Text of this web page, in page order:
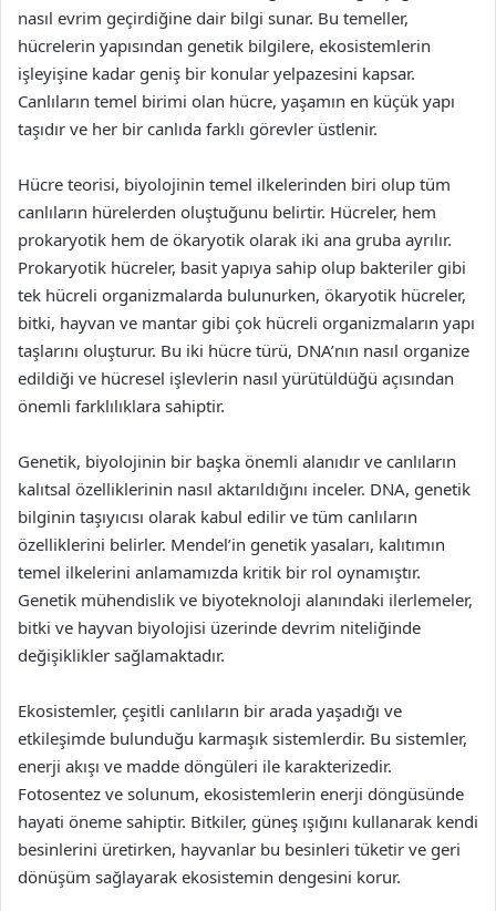
nasıl evrim geçirdiğine dair bilgi sunar. Bu temeller,
hücrelerin yapısından genetik bilgilere, ekosistemlerin
işleyişine kadar geniş bir konular yelpazesini kapsar.
Canlıların temel birimi olan hücre, yaşamın en küçük yapı
taşıdır ve her bir canlıda farklı görevler üstlenir.
Hücre teorisi, biyolojinin temel ilkelerinden biri olup tüm
canlıların hürelerden oluştuğunu belirtir. Hücreler, hem
prokaryotik hem de ökaryotik olarak iki ana gruba ayrılır.
Prokaryotik hücreler, basit yapıya sahip olup bakteriler gibi
tek hücreli organizmalarda bulunurken, ökaryotik hücreler,
bitki, hayvan ve mantar gibi çok hücreli organizmaların yapı
taşlarını oluşturur. Bu iki hücre türü, DNA’nın nasıl organize
edildiği ve hücresel işlevlerin nasıl yürütüldüğü açısından
önemli farklılıklara sahiptir.
Genetik, biyolojinin bir başka önemli alanıdır ve canlıların
kalıtsal özelliklerinin nasıl aktarıldığını inceler. DNA, genetik
bilginin taşıyıcısı olarak kabul edilir ve tüm canlıların
özelliklerini belirler. Mendel’in genetik yasaları, kalıtımın
temel ilkelerini anlamamızda kritik bir rol oynamıştır.
Genetik mühendislik ve biyoteknoloji alanındaki ilerlemeler,
bitki ve hayvan biyolojisi üzerinde devrim niteliğinde
değişiklikler sağlamaktadır.
Ekosistemler, çeşitli canlıların bir arada yaşadığı ve
etkileşimde bulunduğu karmaşık sistemlerdir. Bu sistemler,
enerji akışı ve madde döngüleri ile karakterizedir.
Fotosentez ve solunum, ekosistemlerin enerji döngüsünde
hayati öneme sahiptir. Bitkiler, güneş ışığını kullanarak kendi
besinlerini üretirken, hayvanlar bu besinleri tüketir ve geri
dönüşüm sağlayarak ekosistemin dengesini korur.